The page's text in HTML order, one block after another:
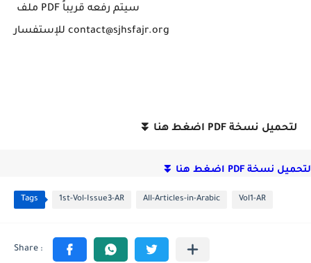
ملف PDF سيتم رفعه قريباً
للإستفسار contact@sjhsfajr.org
لتحميل نسخة PDF اضغط هنا ⏬
لتحميل نسخة PDF اضغط هنا ⏬
Tags 1st-Vol-Issue3-AR All-Articles-in-Arabic Vol1-AR